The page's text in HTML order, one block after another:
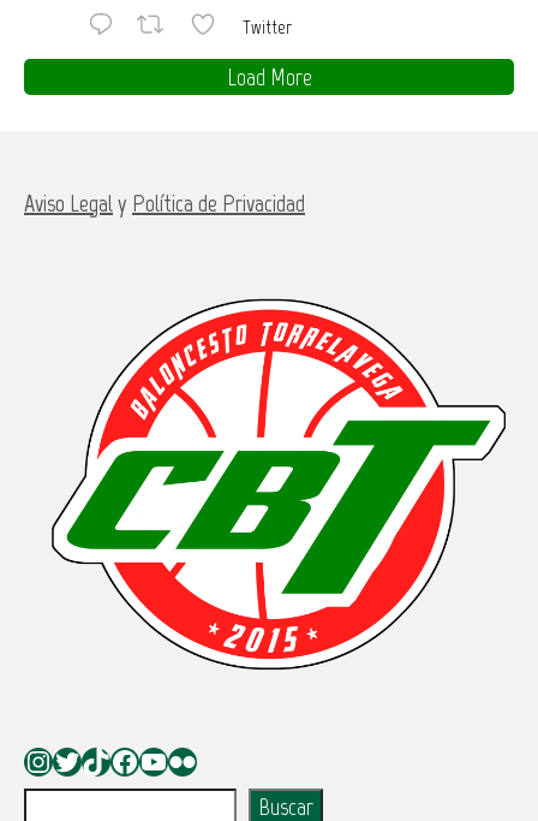
Twitter
Load More
Aviso Legaly Política de Privacidad
Instagram
Twitter
TikTokFacebook
YouTube
Flickr
Buscar Buscar